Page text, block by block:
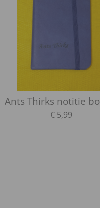
Ants Thirks notitie
€ 5,99